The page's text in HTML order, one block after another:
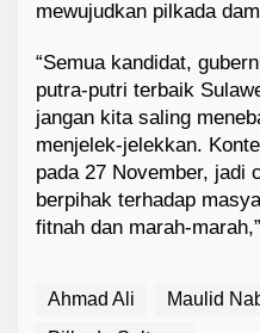
mewujudkan pilkada
“Semua kandidat,
putra-putri terbaik
jangan kita saling
menjelek-jelekkan.
pada 27 November, jadi
berpihak terhadap
fitnah dan marah-
Ahmad Ali
Maulid